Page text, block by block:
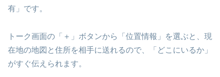
有」です。
トーク画面の「＋」ボタンから「位置情報」を選ぶと、現
在地の地図と住所を相手に送れるので、「どこにいるか」
がすぐ伝えられます。